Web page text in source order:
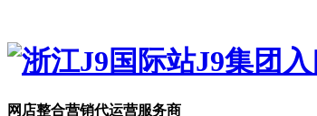
网店整合营销代运营服务商